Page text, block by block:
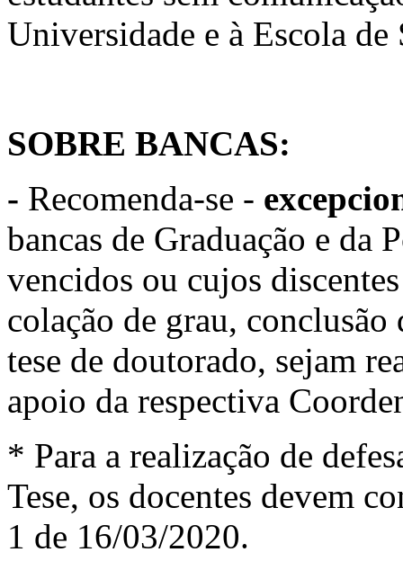
Universidade e à Escola
SOBRE BANCAS:
- Recomenda-se -
bancas de Graduação e da
vencidos ou cujos
colação de grau, conclusão
tese de doutorado, sejam
apoio da respectiva
* Para a realização de
Tese, os docentes devem
1 de 16/03/2020.